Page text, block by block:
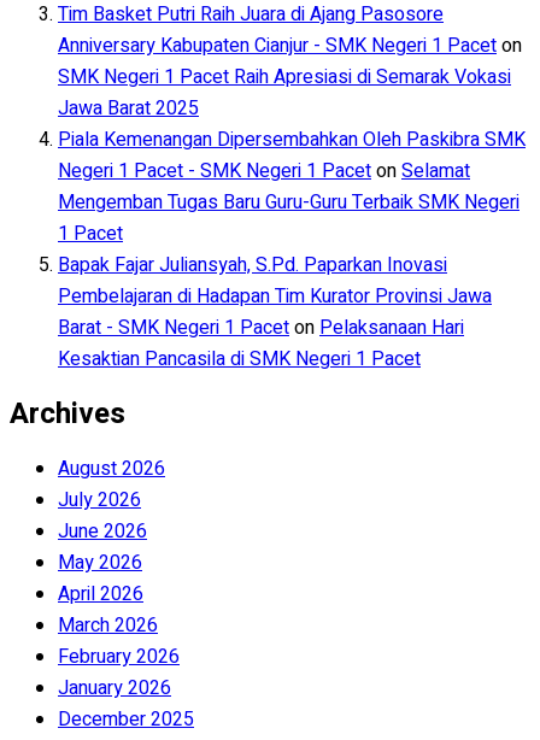
Tim Basket Putri Raih Juara di Ajang Pasosore
Anniversary Kabupaten Cianjur - SMK Negeri 1 Paceton
SMK Negeri 1 Pacet Raih Apresiasi di Semarak Vokasi
Jawa Barat 2025
Piala Kemenangan Dipersembahkan Oleh Paskibra SMK
Negeri 1 Pacet - SMK Negeri 1 PacetonSelamat
Mengemban Tugas Baru Guru-Guru Terbaik SMK Negeri
1 Pacet
Bapak Fajar Juliansyah, S.Pd. Paparkan Inovasi
Pembelajaran di Hadapan Tim Kurator Provinsi Jawa
Barat - SMK Negeri 1 Paceton Pelaksanaan Hari
Kesaktian Pancasila di SMK Negeri 1 Pacet
Archives
August 2026
July 2026
June 2026
May 2026
April 2026
March 2026
February 2026
January 2026
December 2025